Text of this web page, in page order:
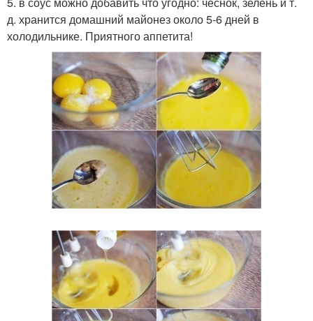
д. хранится домашний майонез около 5-6 дней в
холодильнике. Приятного аппетита!